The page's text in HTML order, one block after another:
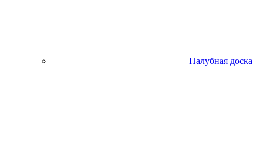
Палубная доска